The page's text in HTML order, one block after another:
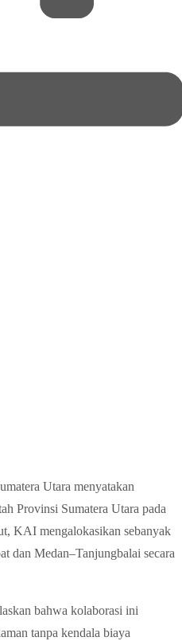
Utara menyatakan
Provinsi Sumatera Utara pada
KAI mengalokasikan sebanyak
dan Medan–Tanjungbalai secara
bahwa kolaborasi ini
tanpa kendala biaya